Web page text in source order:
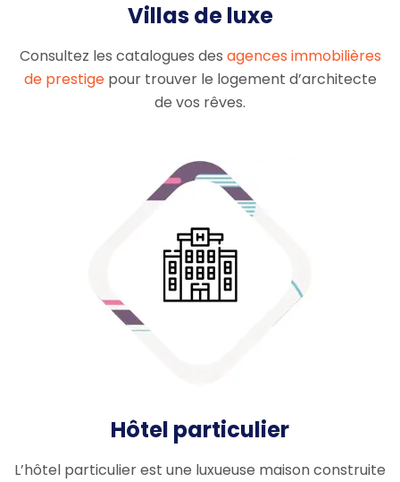
Villas de luxe
Consultez les catalogues des agences immobilières
de prestigepour trouver le logement d’architecte
de vos rêves.
Hôtel particulier
L’hôtel particulier est une luxueuse maison construite